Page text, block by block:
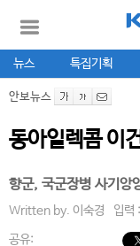
뉴스 특집기획
안보뉴스
동아일렉콤 이
향군, 국군장병 사기앙
Written by. 이숙경 입
공유: